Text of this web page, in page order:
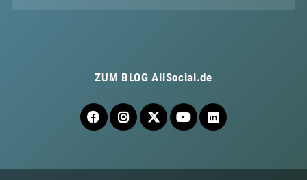
ZUM BLOGAllSocial.de